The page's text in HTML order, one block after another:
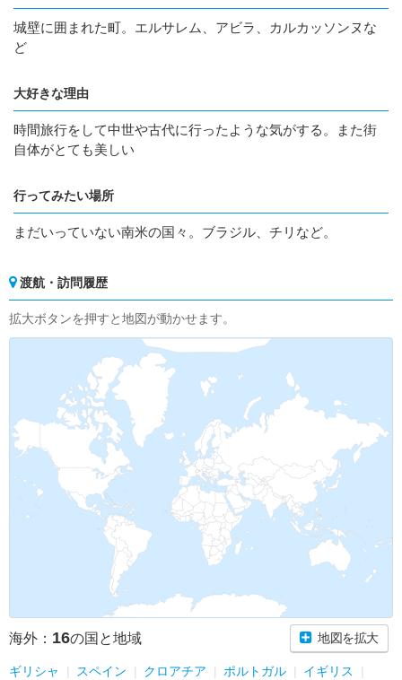
城壁に囲まれた町。エルサレム、アビラ、カルカッソンヌな
ど
大好きな理由
時間旅行をして中世や古代に行ったような気がする。また街
自体がとても美しい
行ってみたい場所
まだいっていない南米の国々。ブラジル、チリなど。
渡航・訪問履歴
拡大ボタンを押すと地図が動かせます。
海外： 16の国と地域 地図を拡大
ギリシャ スペイン クロアチア ポルトガル
イギリス